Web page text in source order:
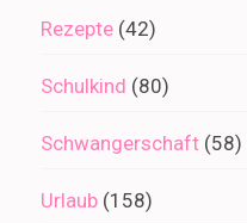
Rezepte (42)
Schulkind (80)
Schwangerschaft (58)
Urlaub (158)